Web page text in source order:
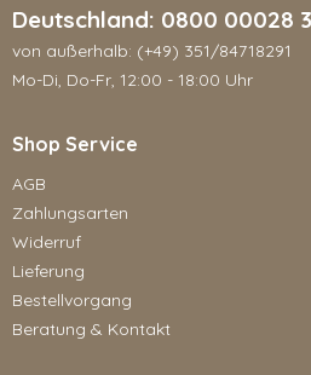
Deutschland: 0800 00028
von außerhalb: (+49) 351/84718291
Mo-Di, Do-Fr, 12:00 - 18:00 Uhr
Shop Service
AGB
Zahlungsarten
Widerruf
Lieferung
Bestellvorgang
Beratung & Kontakt